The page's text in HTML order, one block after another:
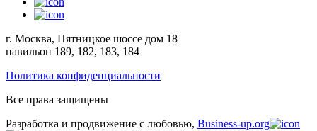
г. Москва, Пятницкое шоссе дом 18
павильон 189, 182, 183, 184
Политика конфиденциальности
Все права защищены
Разработка и продвижение с любовью, Business-up.org